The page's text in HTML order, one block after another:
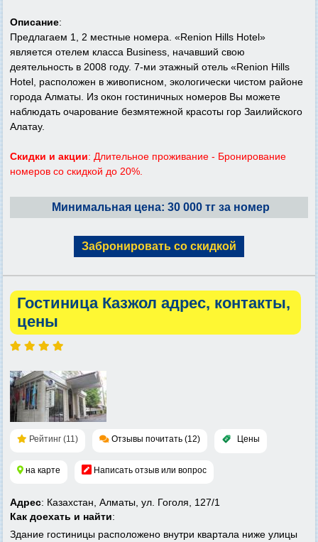
Описание:
Предлагаем 1, 2 местные номера. «Renion Hills Hotel»
является отелем класса Business, начавший свою
деятельность в 2008 году. 7-ми этажный отель «Renion Hills
Hotel, расположен в живописном, экологически чистом районе
города Алматы. Из окон гостиничных номеров Вы можете
наблюдать очарование безмятежной красоты гор Заилийского
Алатау.
Скидки и акции: Длительное проживание - Бронирование
номеров со скидкой до 20%.
Минимальная цена: 30 000 тг за номер
Забронировать со скидкой
Гостиница Казжол адрес, контакты,
цены
Рейтинг (11) Отзывы почитать (12) Цены
на карте Написать отзыв или вопрос
Адрес: Казахстан, Алматы, ул. Гоголя, 127/1
Как доехать и найти:
Здание гостиницы расположено внутри квартала ниже улицы